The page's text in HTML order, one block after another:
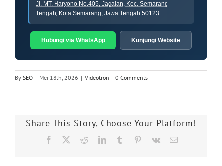
Jl. MT. Haryono No.405, Jagalan, Kec. Semarang
Tengah, Kota Semarang, Jawa Tengah 50123
Hubungi via WhatsApp Kunjungi Website
By SEO | Mei 18th, 2026 | Videotron | 0 Comments
Share This Story, Choose Your Platform!
Facebook RedditLinkedInTumblr Pinterest
Vk Email